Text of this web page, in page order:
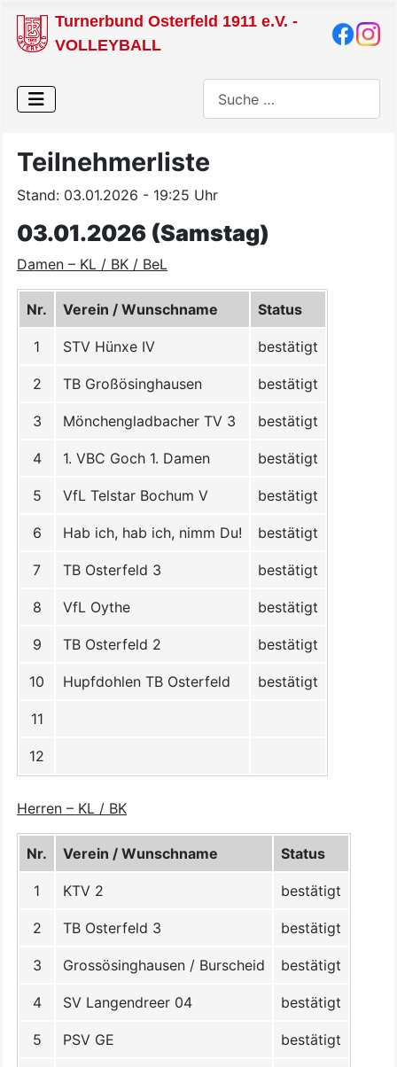
Turnerbund Osterfeld 1911 e.V. -
VOLLEYBALL
Teilnehmerliste
Stand: 03.01.2026 - 19:25 Uhr
03.01.2026 (Samstag)
Damen – KL / BK / BeL
Nr. Verein / Wunschname Status
1 STV Hünxe IV bestätigt
2 TB Großösinghausen bestätigt
3 Mönchengladbacher TV 3 bestätigt
4 1. VBC Goch 1. Damen bestätigt
5 VfL Telstar Bochum V bestätigt
6 Hab ich, hab ich, nimm Du! bestätigt
7 TB Osterfeld 3 bestätigt
8 VfL Oythe bestätigt
9 TB Osterfeld 2 bestätigt
10 Hupfdohlen TB Osterfeld bestätigt
11
12
Herren – KL / BK
Nr. Verein / Wunschname Status
1 KTV 2 bestätigt
2 TB Osterfeld 3 bestätigt
3 Grossösinghausen / Burscheid bestätigt
4 SV Langendreer 04 bestätigt
5 PSV GE bestätigt